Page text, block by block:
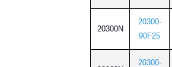
20300N
20300-
90F25
20300-